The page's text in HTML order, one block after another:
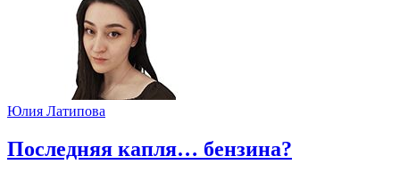
Юлия Латипова
​Последняя капля… бензина?